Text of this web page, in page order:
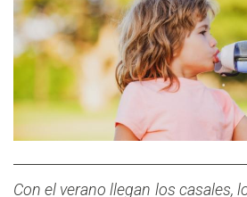
Con el verano llegan los casales,